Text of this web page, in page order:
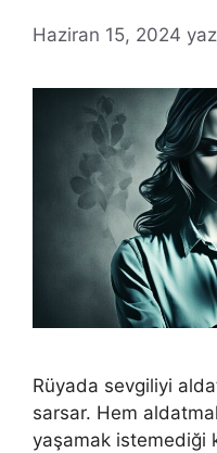
Haziran 15, 2024
Rüyada sevgiliyi
sarsar. Hem
yaşamak istemediği